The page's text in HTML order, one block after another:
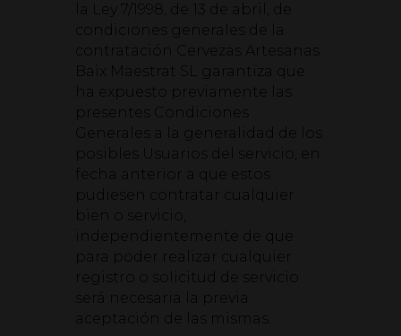
la Ley 7/1998, de 13 de abril, de
condiciones generales de la
contratación Cervezas Artesanas
Baix Maestrat SL garantiza que
ha expuesto previamente las
presentes Condiciones
Generales a la generalidad de los
posibles Usuarios del servicio, en
fecha anterior a que estos
pudiesen contratar cualquier
bien o servicio,
independientemente de que
para poder realizar cualquier
registro o solicitud de servicio
será necesaria la previa
aceptación de las mismas.